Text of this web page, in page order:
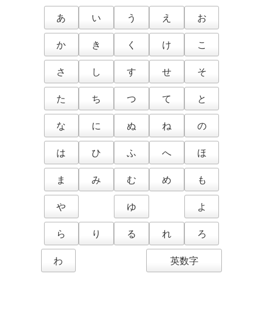
あ い う え
お
か
き く け
こ
さ
し す せ
そ
た
ち つ て
と
な
に ぬ ね
の
は
ひ ふ へ
ほ
ま
み む め
も
や
ゆ
よ
ら
り る れ
ろ
わ
英数字